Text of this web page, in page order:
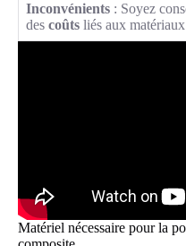
Inconvénients : Soyez
des coûts liés aux
Matériel nécessaire pour la